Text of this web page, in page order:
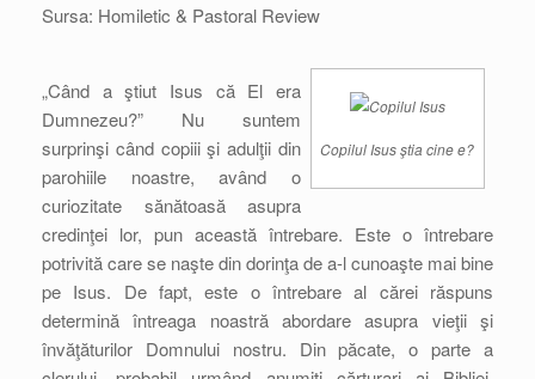
Sursa: Homiletic & Pastoral Review
Copilul Isus ştia cine e?
„Când a ştiut Isus că El era
Dumnezeu?” Nu suntem
surprinşi când copiii şi adulţii din
parohiile noastre, având o
curiozitate sănătoasă asupra
credinţei lor, pun această întrebare. Este o întrebare
potrivită care se naşte din dorinţa de a-l cunoaşte mai bine
pe Isus. De fapt, este o întrebare al cărei răspuns
determină întreaga noastră abordare asupra vieţii şi
învăţăturilor Domnului nostru. Din păcate, o parte a